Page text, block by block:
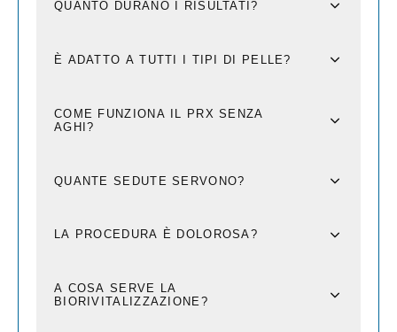
QUANTO DURANO I RISULTATI?
È ADATTO A TUTTI I TIPI DI PELLE?
COME FUNZIONA IL PRX SENZA
AGHI?
QUANTE SEDUTE SERVONO?
LA PROCEDURA È DOLOROSA?
A COSA SERVE LA
BIORIVITALIZZAZIONE?